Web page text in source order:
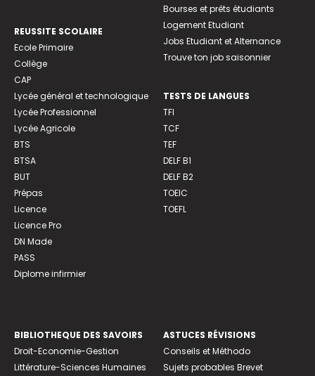
REUSSITE SCOLAIRE
Ecole Primaire
Collège
CAP
Lycée général et technologique
Lycée Professionnel
Lycée Agricole
BTS
BTSA
BUT
Prépas
Licence
Licence Pro
DN Made
PASS
Diplome infirmier
Bourses et prêts étudiants
Logement Etudiant
Jobs Etudiant et Alternance
Trouve ton job saisonnier
TESTS DE LANGUES
TFI
TCF
TEF
DELF B1
DELF B2
TOEIC
TOEFL
BIBLIOTHEQUE DES SAVOIRS
Droit-Economie-Gestion
Littérature-Sciences Humaines
ASTUCES RÉVISIONS
Conseils et Méthodo
Sujets probables Brevet